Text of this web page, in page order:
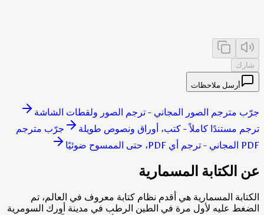
شارك
أرسل ملاحظات
جرّب مترجم الصور المجاني - ترجم الصور ولقطات الشاشة
ترجم مستندًا كاملاً - كتب، أوراق ونصوص طويلة
جرّب مترجم
PDF المجاني - ترجم أي PDF، حتى الممسوح ضوئيًا
عن الكتابة المسمارية
الكتابة المسمارية هي أقدم نظام كتابة معروف في العالم، تم
الضغط عليه لأول مرة في الطين الرطب في مدينة أورك السومرية